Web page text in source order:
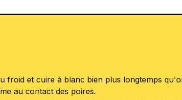
froid et cuire à blanc bien plus longtemps
au contact des poires.